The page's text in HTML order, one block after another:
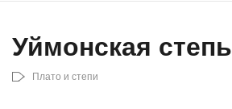
Уймонская степь
Плато и степи